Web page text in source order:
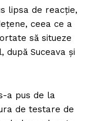
lipsa de reacție,
ceea ce a
să situeze
Suceava și
a pus de la
de testare de